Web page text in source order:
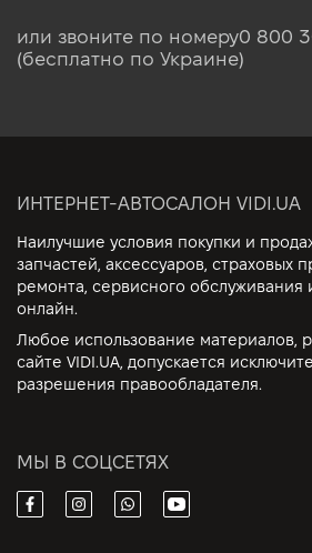
или звоните по номеру0 800
(бесплатно по Украине)
ИНТЕРНЕТ-АВТОСАЛОН VIDI.UA
Наилучшие условия покупки и
запчастей, аксессуаров, страховых
ремонта, сервисного обслуживания
онлайн.
Любое использование материалов,
сайте VIDI.UA, допускается
разрешения правообладателя.
МЫ В СОЦСЕТЯХ